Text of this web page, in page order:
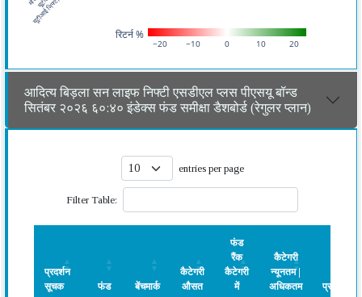
−20 −10 0 10 20
रिटर्न %
आदित्य बिड़ला सन लाइफ निफ्टी एसडीएल प्लस पीएसयू बॉन्ड
सितंबर २०२६ ६०:४० इंडेक्स फंड समीक्षा डैशबोर्ड (रेगुलर प्लान)
entries per page
Filter Table:
प्रदर्शन
सूचक
फंड बेंचमार्क
कैटेगरी
औसत
फंड
रैंक
कैटेगरी
में
कैटेगरी
न्यूनतम |
अधिकतम
प्रदर्शन